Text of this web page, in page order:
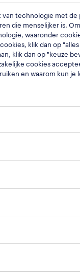
werven zijn wij
Oudenaarde
ruwbouw- en
je graag in
projecten?
technologie met de
die menselijker is.
waaronder
klik dan op
klik dan op "keuze
cookies
en waarom kun je